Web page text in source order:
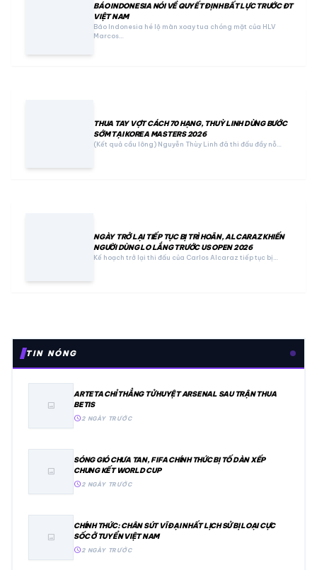
BÁO INDONESIA NÓI VỀ QUYẾT ĐỊNH BẤT LỰC TRƯỚC ĐT
VIỆT NAM
Báo Indonesia hé lộ màn xoay tua chóng mặt của HLV
Marcos…
THUA TAY VỢT CÁCH 70 HẠNG, THUỲ LINH DỪNG BƯỚC
SỚM TẠI KOREA MASTERS 2026
(Kết quả cầu lông) Nguyễn Thùy Linh đã thi đấu đầy nỗ…
NGÀY TRỞ LẠI TIẾP TỤC BỊ TRÌ HOÃN, ALCARAZ KHIẾN
NGƯỜI DÙNG LO LẮNG TRƯỚC US OPEN 2026
Kế hoạch trở lại thi đấu của Carlos Alcaraz tiếp tục bị…
TIN NÓNG
image
ARTETA CHỈ THẲNG TỬ HUYỆT ARSENAL SAU TRẬN THUA
BETIS
schedule2 NGÀY TRƯỚC
image
SÓNG GIÓ CHƯA TAN, FIFA CHÍNH THỨC BỊ TỐ DÀN XẾP
CHUNG KẾT WORLD CUP
schedule2 NGÀY TRƯỚC
image
CHÍNH THỨC: CHÂN SÚT VĨ ĐẠI NHẤT LỊCH SỬ BỊ LOẠI CỰC
SỐC Ở TUYỂN VIỆT NAM
schedule2 NGÀY TRƯỚC